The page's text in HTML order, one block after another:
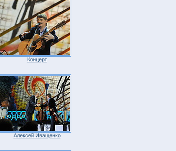
Концерт
Алексей Иващенко